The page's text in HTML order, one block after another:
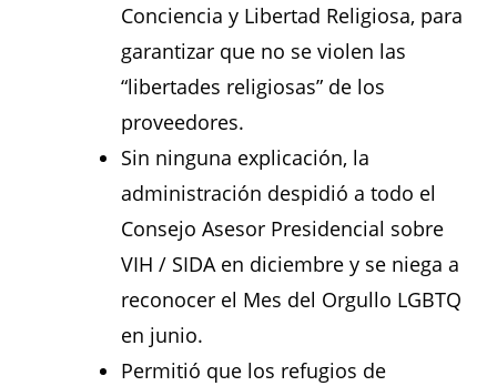
Conciencia y Libertad Religiosa, para
garantizar que no se violen las
“libertades religiosas” de los
proveedores.
Sin ninguna explicación, la
administración despidió a todo el
Consejo Asesor Presidencial sobre
VIH / SIDA en diciembre y se niega a
reconocer el Mes del Orgullo LGBTQ
en junio.
Permitió que los refugios de